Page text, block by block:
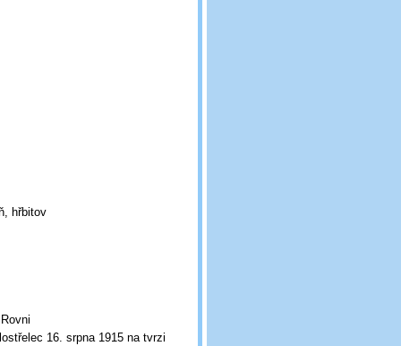
hřbitov
16. srpna 1915 na tvrzi